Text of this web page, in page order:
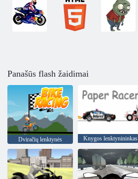
Panašūs flash žaidimai
Dviračių lenktynės Knygos lenktynininkas